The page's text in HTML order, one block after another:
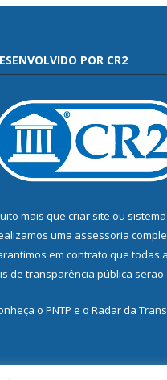
POR CR2
mais que criar site ou
uma assessoria
em contrato que todas
de transparência pública serão
o PNTP e o Radar da